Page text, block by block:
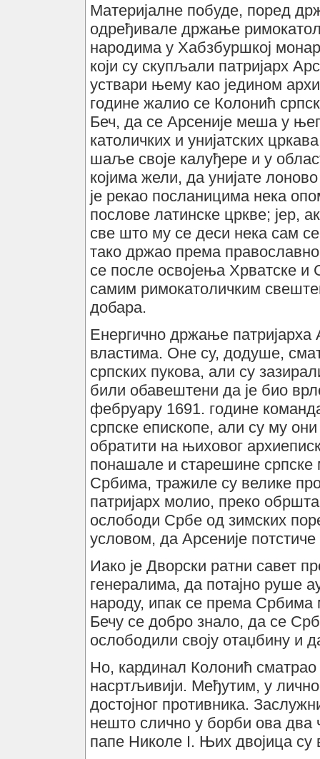
Материјалне побуде, поред
одређивале држање
народима у Хабзбуршкој
који су скупљали патријарх
уствари њему као једином
године жалио се Колонић
Беч, да се Арсеније меша у
католичких и унијатских
шаље своје калуђере и у
којима жели, да унијате
је рекао посланицима нека
послове латинске цркве; јер,
све што му се деси нека сам
тако држао према
се после освојења Хрватске
самим римокатоличким
добара.
Енергично држање патријарха
властима. Оне су, додуше,
српских пукова, али су
били обавештени да је био
фебруару 1691. године
српске епископе, али су му
обратити на њиховог
понашале и старешине српске
Србима, тражиле су велике
патријарх молио, преко
ослободи Србе од зимских
условом, да Арсеније
Иако је Дворски ратни савет
генералима, да потајно руше
народу, ипак се према Србима
Бечу се добро знало, да се
ослободили своју отаџбину и
Но, кардинал Колонић сматрао
насртљивији. Међутим, у
достојног противника.
нешто слично у борби ова два
папе Николе I. Њих двојица су